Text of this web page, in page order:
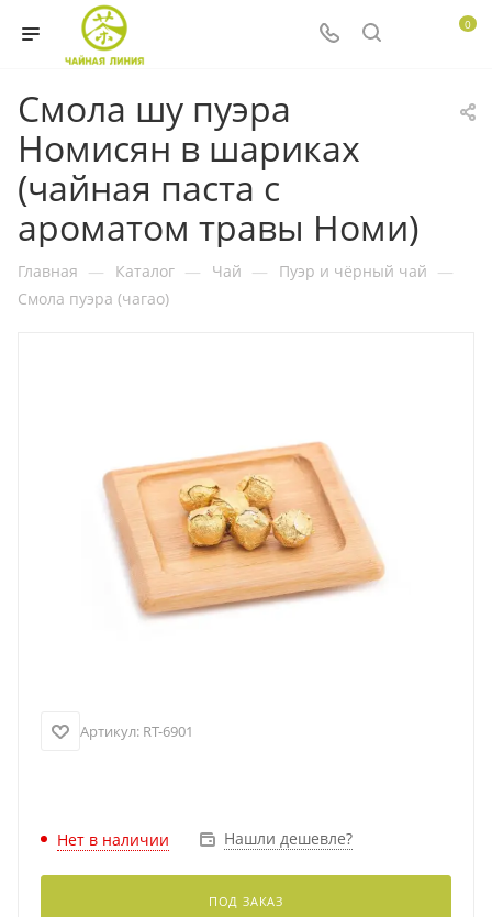
0
Смола шу пуэра
Номисян в шариках
(чайная паста с
ароматом травы Номи)
Главная — Каталог — Чай — Пуэр и чёрный чай —
Смола пуэра (чагао)
Артикул: RT-6901
Нет в наличии Нашли дешевле?
ПОД ЗАКАЗ